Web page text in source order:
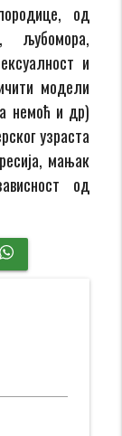
од
љубомора,
и
модели
немоћ и др)
узраста
мањак
од